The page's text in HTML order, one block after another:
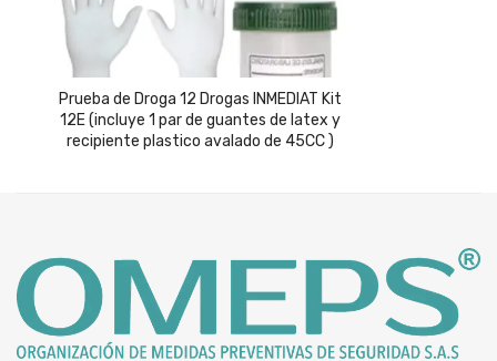
Prueba de Droga 12 Drogas INMEDIAT Kit
12E (incluye 1 par de guantes de latex y
recipiente plastico avalado de 45CC )